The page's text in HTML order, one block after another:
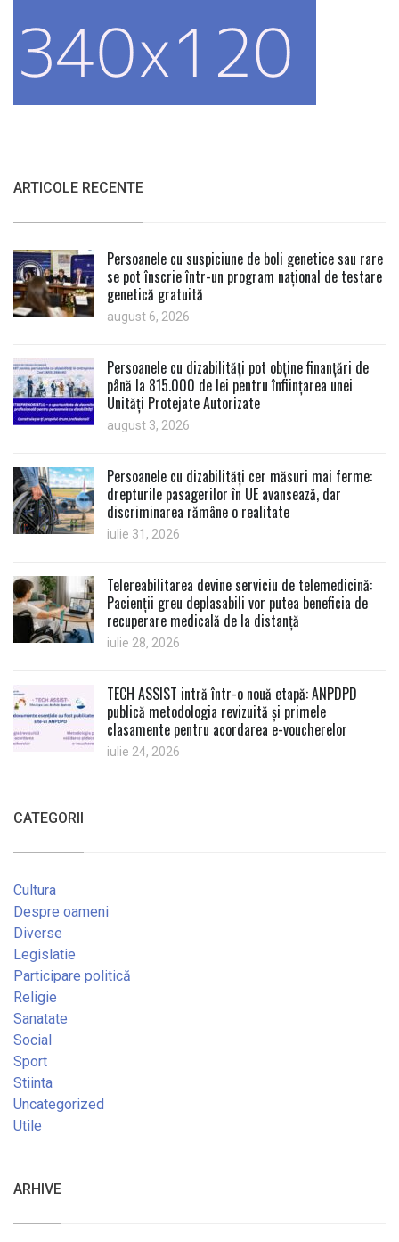
ARTICOLE RECENTE
Persoanele cu suspiciune de boli genetice sau rare
se pot înscrie într-un program național de testare
genetică gratuită
august 6, 2026
Persoanele cu dizabilități pot obține finanțări de
până la 815.000 de lei pentru înființarea unei
Unități Protejate Autorizate
august 3, 2026
Persoanele cu dizabilități cer măsuri mai ferme:
drepturile pasagerilor în UE avansează, dar
discriminarea rămâne o realitate
iulie 31, 2026
Telereabilitarea devine serviciu de telemedicină:
Pacienții greu deplasabili vor putea beneficia de
recuperare medicală de la distanță
iulie 28, 2026
TECH ASSIST intră într-o nouă etapă: ANPDPD
publică metodologia revizuită și primele
clasamente pentru acordarea e-voucherelor
iulie 24, 2026
CATEGORII
Cultura
Despre oameni
Diverse
Legislatie
Participare politică
Religie
Sanatate
Social
Sport
Stiinta
Uncategorized
Utile
ARHIVE